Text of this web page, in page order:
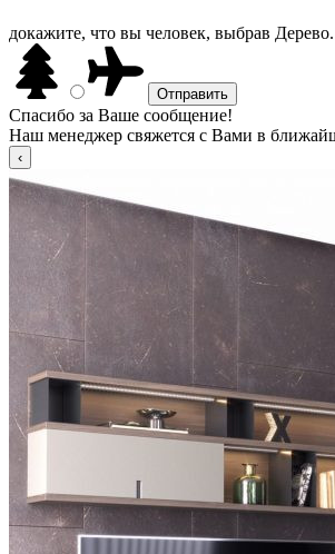
докажите, что вы человек, выбрав Дерево.
Спасибо за Ваше сообщение!
Наш менеджер свяжется с Вами в